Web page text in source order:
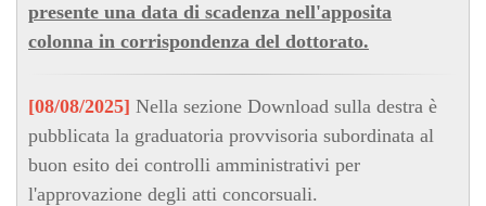
presente una data di scadenza nell'apposita
colonna in corrispondenza del dottorato.
[08/08/2025] Nella sezione Download sulla destra è
pubblicata la graduatoria provvisoria subordinata al
buon esito dei controlli amministrativi per
l'approvazione degli atti concorsuali.